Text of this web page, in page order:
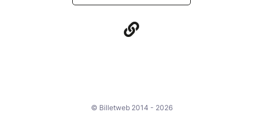
© Billetweb 2014 - 2026